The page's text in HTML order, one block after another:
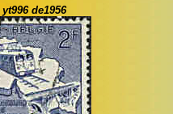
yt996 de1956